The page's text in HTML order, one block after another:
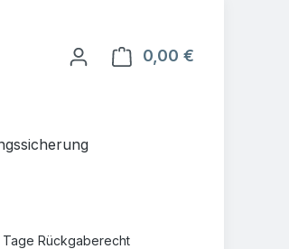
0,00 €
Tage Rückgaberecht